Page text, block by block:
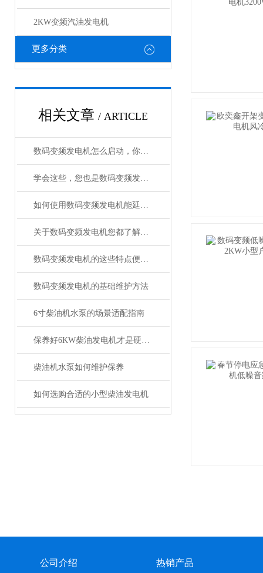
2KW变频汽油发电机
更多分类
相关文章 / ARTICLE
数码变频发电机怎么启动，你知道不
学会这些，您也是数码变频发电机“维修员”
如何使用数码变频发电机能延长其使用寿命？
关于数码变频发电机您都了解吗？
数码变频发电机的这些特点便利了多种行业
数码变频发电机的基础维护方法
6寸柴油机水泵的场景适配指南
保养好6KW柴油发电机才是硬道理！
柴油机水泵如何维护保养
如何选购合适的小型柴油发电机
公司介绍 热销产品